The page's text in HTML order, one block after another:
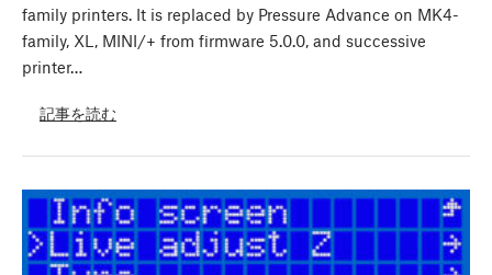
family printers. It is replaced by Pressure Advance on MK4-
family, XL, MINI/+ from firmware 5.0.0, and successive
printer…
記事を読む